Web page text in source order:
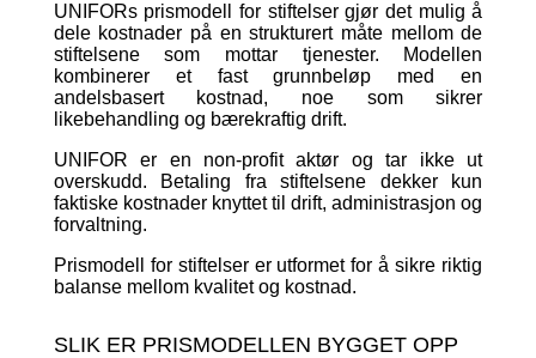
UNIFORs prismodell for stiftelser gjør det mulig å
dele kostnader på en strukturert måte mellom de
stiftelsene som mottar tjenester. Modellen
kombinerer et fast grunnbeløp med en
andelsbasert kostnad, noe som sikrer
likebehandling og bærekraftig drift.
UNIFOR er en non-profit aktør og tar ikke ut
overskudd. Betaling fra stiftelsene dekker kun
faktiske kostnader knyttet til drift, administrasjon og
forvaltning.
Prismodell for stiftelser er utformet for å sikre riktig
balanse mellom kvalitet og kostnad.
SLIK ER PRISMODELLEN BYGGET OPP